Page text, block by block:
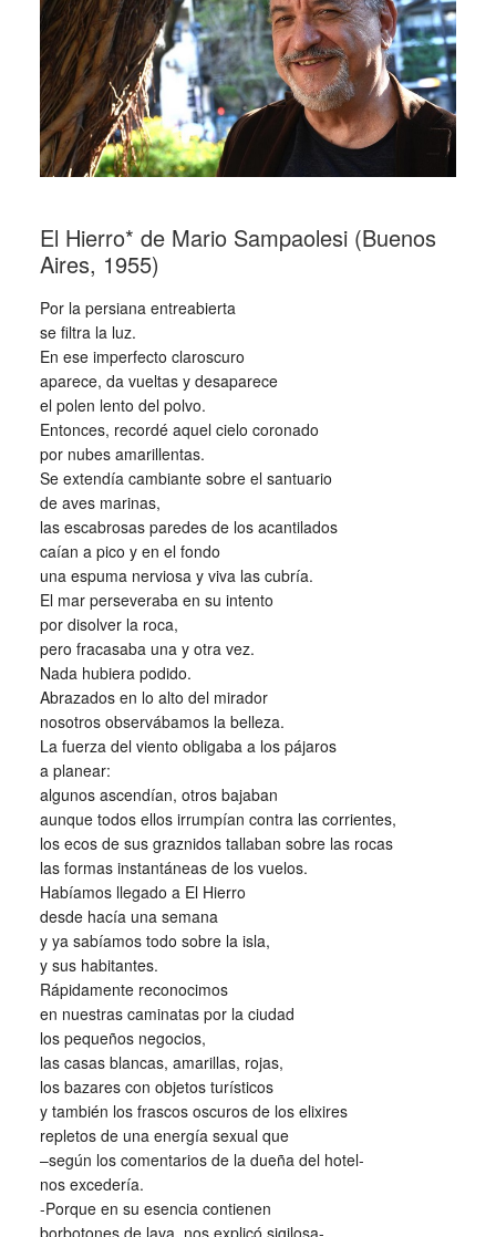
El Hierro* de Mario Sampaolesi (Buenos
Aires, 1955)
Por la persiana entreabierta
se filtra la luz.
En ese imperfecto claroscuro
aparece, da vueltas y desaparece
el polen lento del polvo.
Entonces, recordé aquel cielo coronado
por nubes amarillentas.
Se extendía cambiante sobre el santuario
de aves marinas,
las escabrosas paredes de los acantilados
caían a pico y en el fondo
una espuma nerviosa y viva las cubría.
El mar perseveraba en su intento
por disolver la roca,
pero fracasaba una y otra vez.
Nada hubiera podido.
Abrazados en lo alto del mirador
nosotros observábamos la belleza.
La fuerza del viento obligaba a los pájaros
a planear:
algunos ascendían, otros bajaban
aunque todos ellos irrumpían contra las corrientes,
los ecos de sus graznidos tallaban sobre las rocas
las formas instantáneas de los vuelos.
Habíamos llegado a El Hierro
desde hacía una semana
y ya sabíamos todo sobre la isla,
y sus habitantes.
Rápidamente reconocimos
en nuestras caminatas por la ciudad
los pequeños negocios,
las casas blancas, amarillas, rojas,
los bazares con objetos turísticos
y también los frascos oscuros de los elixires
repletos de una energía sexual que
–según los comentarios de la dueña del hotel-
nos excedería.
-Porque en su esencia contienen